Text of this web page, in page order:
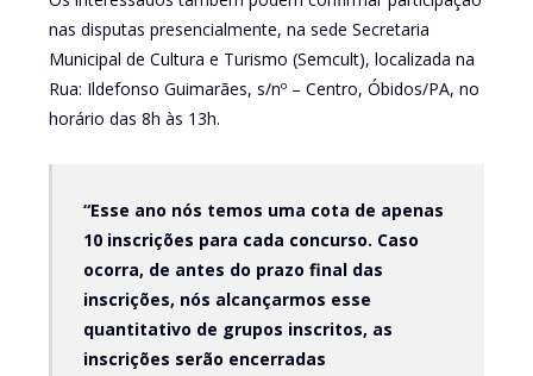
nas disputas presencialmente, na sede Secretaria
Municipal de Cultura e Turismo (Semcult), localizada na
Rua: Ildefonso Guimarães, s/nº – Centro, Óbidos/PA, no
horário das 8h às 13h.
“Esse ano nós temos uma cota de apenas
10 inscrições para cada concurso. Caso
ocorra, de antes do prazo final das
inscrições, nós alcançarmos esse
quantitativo de grupos inscritos, as
inscrições serão encerradas